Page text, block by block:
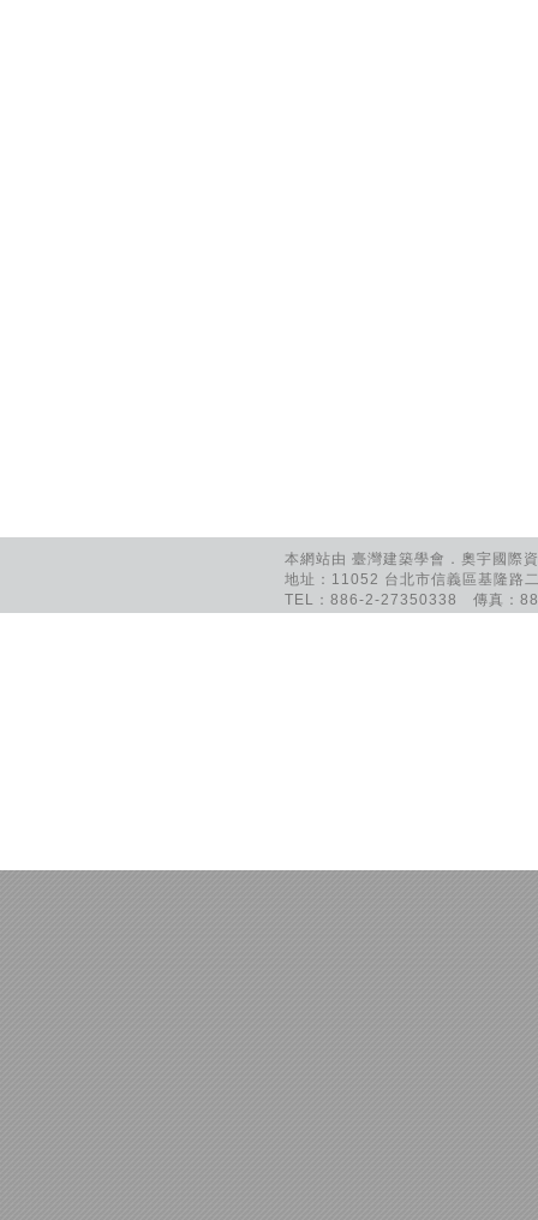
本網站由 臺灣建築學會．奧宇國
地址：11052 台北市信義區基隆路
TEL：886-2-27350338 傳真：